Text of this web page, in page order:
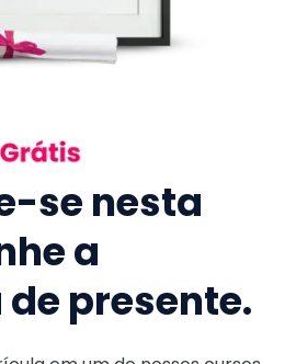
se nesta
a
presente.